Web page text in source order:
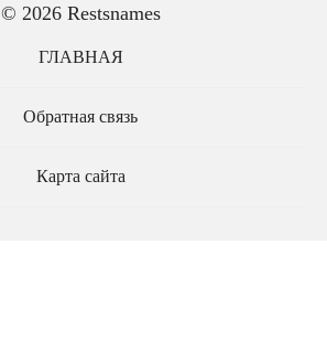
© 2026 Restsnames
ГЛАВНАЯ
Обратная связь
Карта сайта